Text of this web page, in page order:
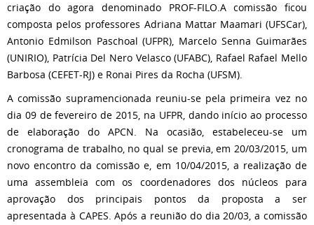
criação do agora denominado PROF-FILO.A comissão ficou
composta pelos professores Adriana Mattar Maamari (UFSCar),
Antonio Edmilson Paschoal (UFPR), Marcelo Senna Guimarães
(UNIRIO), Patrícia Del Nero Velasco (UFABC), Rafael Rafael Mello
Barbosa (CEFET-RJ) e Ronai Pires da Rocha (UFSM).
A comissão supramencionada reuniu-se pela primeira vez no
dia 09 de fevereiro de 2015, na UFPR, dando início ao processo
de elaboração do APCN. Na ocasião, estabeleceu-se um
cronograma de trabalho, no qual se previa, em 20/03/2015, um
novo encontro da comissão e, em 10/04/2015, a realização de
uma assembleia com os coordenadores dos núcleos para
aprovação dos principais pontos da proposta a ser
apresentada à CAPES. Após a reunião do dia 20/03, a comissão